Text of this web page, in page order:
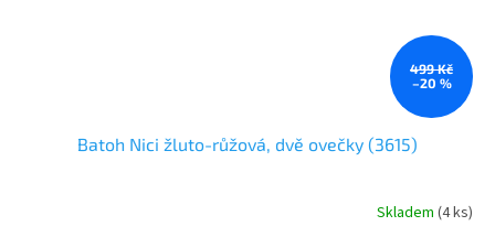
499 Kč
–20 %
Batoh Nici žluto-růžová, dvě ovečky (3615)
Skladem (4 ks)